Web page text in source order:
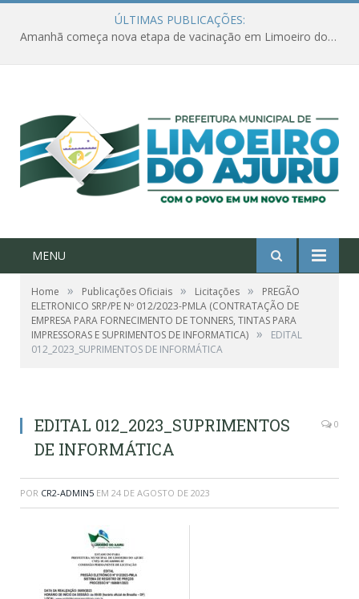
ÚLTIMAS PUBLICAÇÕES:
Amanhã começa nova etapa de vacinação em Limoeiro do Ajuru para idosos com 65 ou mais
MENU
Home » Publicações Oficiais » Licitações »
PREGÃO
ELETRONICO SRP/PE Nº 012/2023-PMLA (CONTRATAÇÃO DE
EMPRESA PARA FORNECIMENTO DE TONNERS, TINTAS PARA
IMPRESSORAS E SUPRIMENTOS DE INFORMATICA) »
EDITAL
012_2023_SUPRIMENTOS DE INFORMÁTICA
EDITAL 012_2023_SUPRIMENTOS
DE INFORMÁTICA
0
POR CR2-ADMIN5 EM 24 DE AGOSTO DE 2023